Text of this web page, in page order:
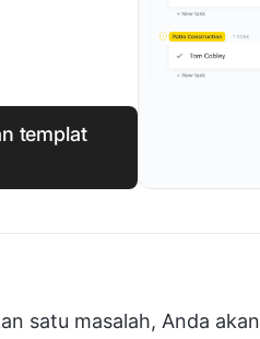
templat
satu masalah, Anda akan